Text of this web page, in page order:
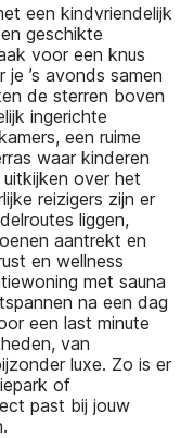
een kindvriendelijk
geschikte
voor een knus
’s avonds samen
de sterren boven
ingerichte
een ruime
waar kinderen
over het
reizigers zijn er
liggen,
aantrekt en
en wellness
met sauna
na een dag
een last minute
van
luxe. Zo is er
of
past bij jouw